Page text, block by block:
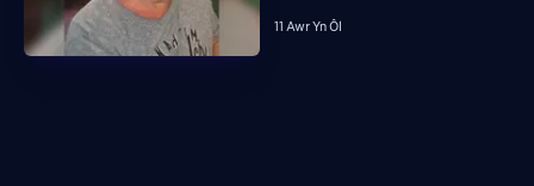
11 Awr Yn Ôl